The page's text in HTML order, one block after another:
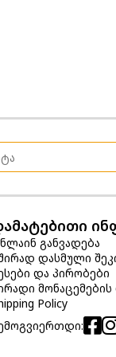
3
7
განვადება
დასმული
და პირობები
მონაცემების
Policy